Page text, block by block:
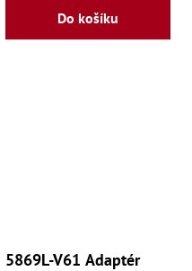
Do košíku
5869L-V61 Adaptér